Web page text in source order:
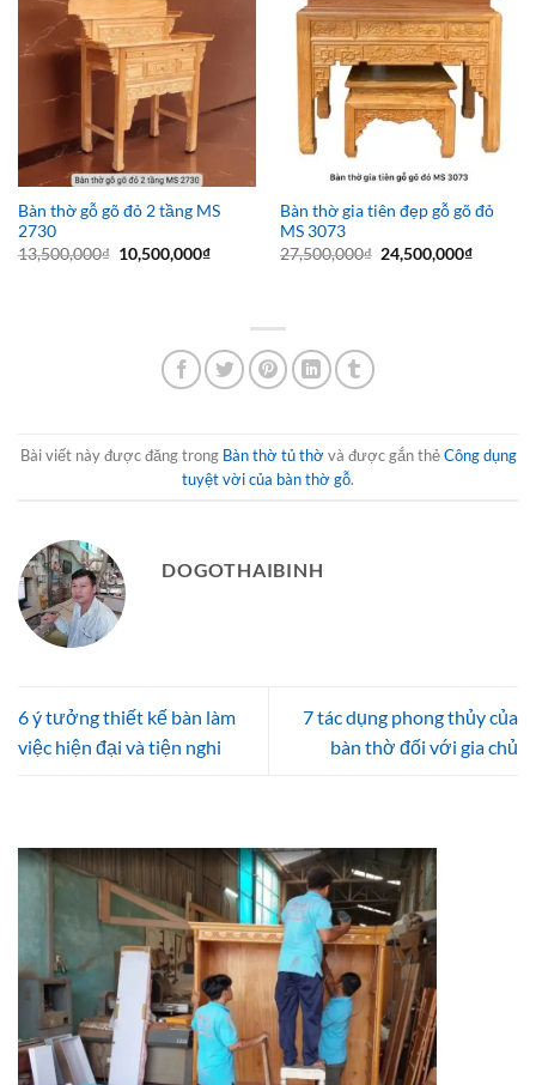
Bàn thờ gỗ gõ đỏ 2 tầng MS
2730
13,500,000₫ Giá
gốc
10,500,000₫Giá
Bàn thờ gia tiên đẹp gỗ gõ đỏ
MS 3073
27,500,000₫ Giá
gốc
24,500,000₫Giá
Bài viết này được đăng trong Bàn thờ tủ thờvà được gắn thẻCông dụng
tuyệt vời của bàn thờ gỗ.
DOGOTHAIBINH
6 ý tưởng thiết kế bàn làm
việc hiện đại và tiện nghi
7 tác dụng phong thủy của
bàn thờ đối với gia chủ